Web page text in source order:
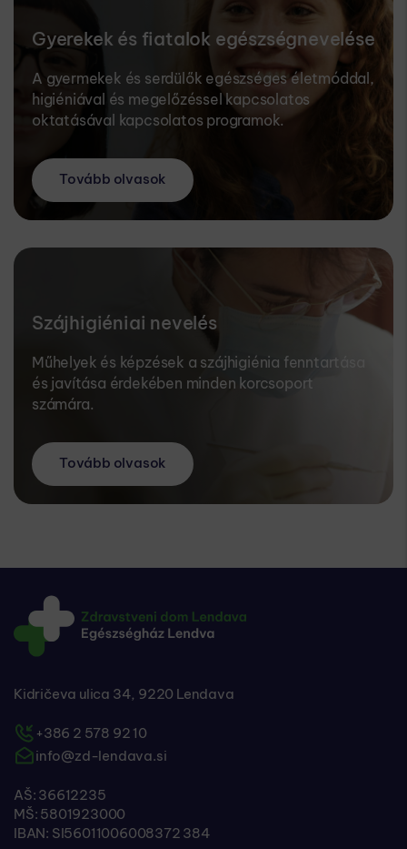
Gyerekek és fiatalok egészségnevelése
A gyermekek és serdülők egészséges életmóddal,
higiéniával és megelőzéssel kapcsolatos
oktatásával kapcsolatos programok.
Tovább olvasok
Szájhigiéniai nevelés
Műhelyek és képzések a szájhigiénia fenntartása
és javítása érdekében minden korcsoport
számára.
Tovább olvasok
Kidričeva ulica 34, 9220 Lendava
+386 2 578 92 10
info@zd-lendava.si
AŠ: 36612235
MŠ: 5801923000
IBAN: SI56011006008372 384